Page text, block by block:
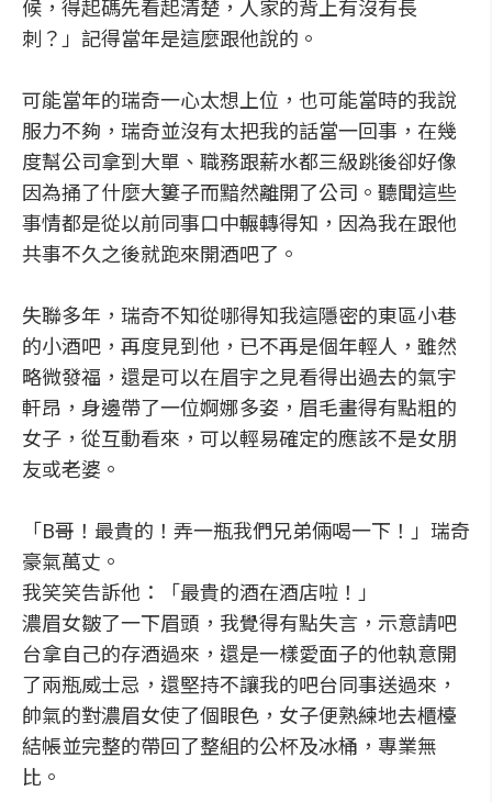
候，得起碼先看起清楚，人家的背上有沒有長
刺？」記得當年是這麼跟他說的。
可能當年的瑞奇一心太想上位，也可能當時的我說
服力不夠，瑞奇並沒有太把我的話當一回事，在幾
度幫公司拿到大單、職務跟薪水都三級跳後卻好像
因為捅了什麼大簍子而黯然離開了公司。聽聞這些
事情都是從以前同事口中輾轉得知，因為我在跟他
共事不久之後就跑來開酒吧了。
失聯多年，瑞奇不知從哪得知我這隱密的東區小巷
的小酒吧，再度見到他，已不再是個年輕人，雖然
略微發福，還是可以在眉宇之見看得出過去的氣宇
軒昂，身邊帶了一位婀娜多姿，眉毛畫得有點粗的
女子，從互動看來，可以輕易確定的應該不是女朋
友或老婆。
「B哥！最貴的！弄一瓶我們兄弟倆喝一下！」瑞奇
豪氣萬丈。
我笑笑告訴他：「最貴的酒在酒店啦！」
濃眉女皺了一下眉頭，我覺得有點失言，示意請吧
台拿自己的存酒過來，還是一樣愛面子的他執意開
了兩瓶威士忌，還堅持不讓我的吧台同事送過來，
帥氣的對濃眉女使了個眼色，女子便熟練地去櫃檯
結帳並完整的帶回了整組的公杯及冰桶，專業無
比。